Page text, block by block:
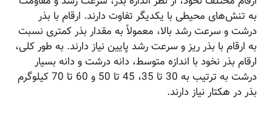
به تنش‌های محیطی با یکدیگر تفاوت دارند. ارقام با بذر
درشت و سرعت رشد بالا، معمولاً به مقدار بذر کمتری نسبت
به ارقام با بذر ریز و سرعت رشد پایین نیاز دارند. به طور کلی،
ارقام بذر نخود با اندازه متوسط​​، دانه درشت و دانه بسیار
درشت به ترتیب به 30 تا 35، 45 تا 50 و 60 تا 70 کیلوگرم
بذر در هکتار نیاز دارند.